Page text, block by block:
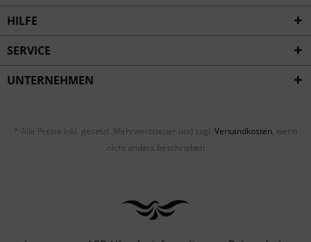
HILFE
SERVICE
UNTERNEHMEN
* Alle Preise inkl. gesetzl. Mehrwertsteuer und zzgl. Versandkosten, wenn
nicht anders beschrieben